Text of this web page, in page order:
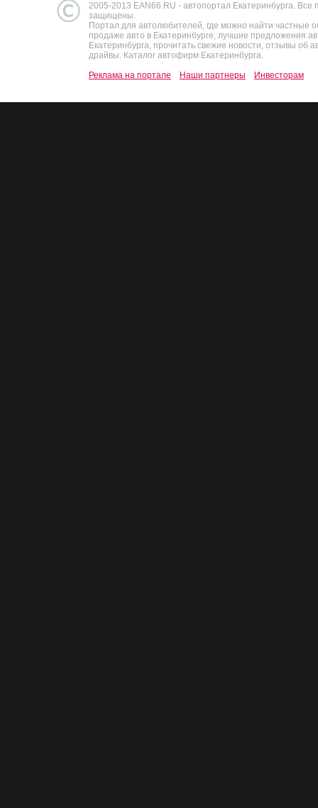
2005-2013 EAN66.RU - автопортал Екатеринбурга. Все
защищены.
Портал для автолюбителей, где можно найти частные
продаже авто в Екатеринбурге, лучшие предложения
Екатеринбурга, прочитать свежие новости, отзывы об
драйвы. Каталог автофирм Екатеринбурга.
Реклама на портале
Наши партнеры Инвесторам